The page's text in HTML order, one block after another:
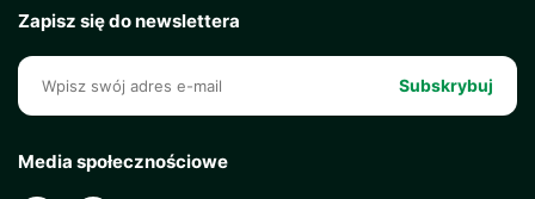
Zapisz się do newslettera
Subskrybuj
Media społecznościowe